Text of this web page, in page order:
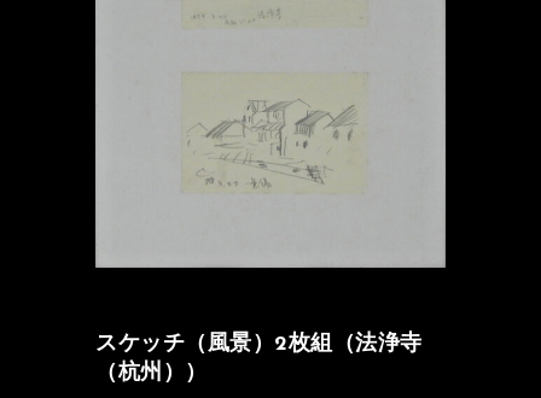
スケッチ（風景）2枚組（法浄寺
（杭州））